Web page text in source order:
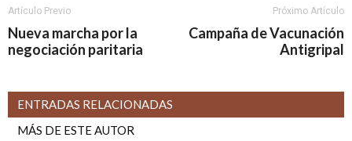
Artículo Previo
Nueva marcha por la
negociación paritaria
Próximo Artículo
Campaña de Vacunación
Antigripal
ENTRADAS RELACIONADAS
MÁS DE ESTE AUTOR